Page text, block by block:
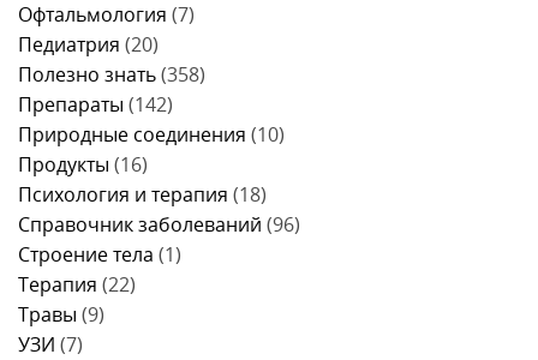
Офтальмология (7)
Педиатрия (20)
Полезно знать(358)
Препараты (142)
Природные соединения (10)
Продукты (16)
Психология и терапия (18)
Справочник заболеваний (96)
Строение тела (1)
Терапия (22)
Травы (9)
УЗИ (7)